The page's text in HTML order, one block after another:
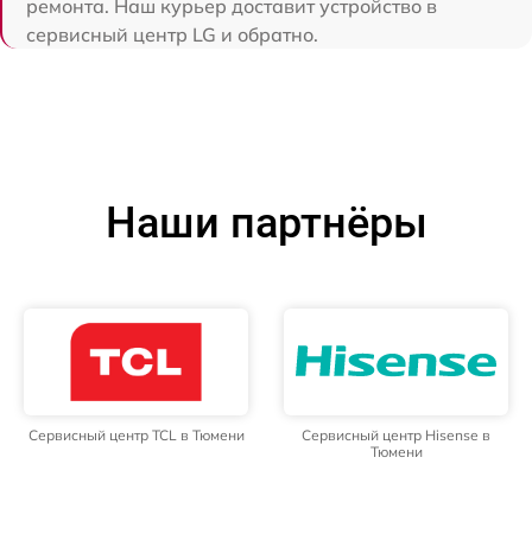
ремонта. Наш курьер доставит устройство в
сервисный центр LG и обратно.
Наши партнёры
Сервисный центр TCL в Тюмени
Сервисный центр Hisense в
Тюмени